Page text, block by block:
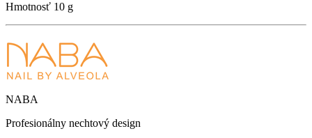
Hmotnosť 10 g
NABA
Profesionálny nechtový design